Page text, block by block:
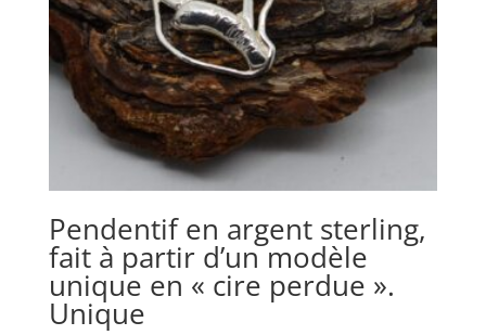
Pendentif en argent sterling,
fait à partir d’un modèle
unique en « cire perdue ».
Unique